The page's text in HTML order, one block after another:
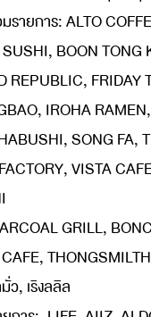
รายการ: ALTO
BOON TONG
REPUBLIC, FRIDAY
IROHA
SONG FA,
VISTA
GRILL,
ว, เริงลลิล